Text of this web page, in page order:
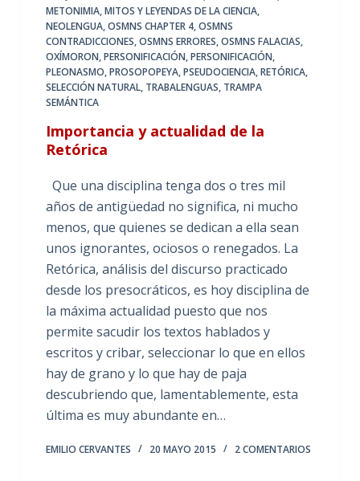
METONIMIA,MITOS Y LEYENDAS DE LA CIENCIA,
NEOLENGUA,OSMNS CHAPTER 4,OSMNS
CONTRADICCIONES,OSMNS ERRORES,OSMNS FALACIAS,
OXÍMORON,PERSONIFICACIÓN,PERSONIFICACIÓN,
PLEONASMO,PROSOPOPEYA,PSEUDOCIENCIA,RETÓRICA,
SELECCIÓN NATURAL, TRABALENGUAS, TRAMPA
SEMÁNTICA
Importancia y actualidad de la
Retórica
Que una disciplina tenga dos o tres mil
años de antigüedad no significa, ni mucho
menos, que quienes se dedican a ella sean
unos ignorantes, ociosos o renegados. La
Retórica, análisis del discurso practicado
desde los presocráticos, es hoy disciplina de
la máxima actualidad puesto que nos
permite sacudir los textos hablados y
escritos y cribar, seleccionar lo que en ellos
hay de grano y lo que hay de paja
descubriendo que, lamentablemente, esta
última es muy abundante en…
EMILIO CERVANTES 20 MAYO 2015 2 COMENTARIOS